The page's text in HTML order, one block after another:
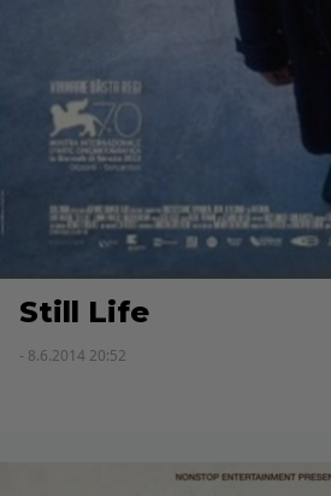
Still Life
- 8.6.2014 20:52